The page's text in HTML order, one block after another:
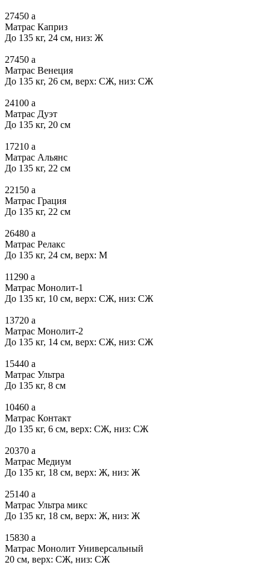
27450 a
Матрас Каприз
До 135 кг, 24 см, низ: Ж
27450 a
Матрас Венеция
До 135 кг, 26 см, верх: СЖ, низ: СЖ
24100 a
Матрас Дуэт
До 135 кг, 20 см
17210 a
Матрас Альянс
До 135 кг, 22 см
22150 a
Матрас Грация
До 135 кг, 22 см
26480 a
Матрас Релакс
До 135 кг, 24 см, верх: М
11290 a
Матрас Монолит-1
До 135 кг, 10 см, верх: СЖ, низ: СЖ
13720 a
Матрас Монолит-2
До 135 кг, 14 см, верх: СЖ, низ: СЖ
15440 a
Матрас Ультра
До 135 кг, 8 см
10460 a
Матрас Контакт
До 135 кг, 6 см, верх: СЖ, низ: СЖ
20370 a
Матрас Медиум
До 135 кг, 18 см, верх: Ж, низ: Ж
25140 a
Матрас Ультра микс
До 135 кг, 18 см, верх: Ж, низ: Ж
15830 a
Матрас Монолит Универсальный
20 см, верх: СЖ, низ: СЖ